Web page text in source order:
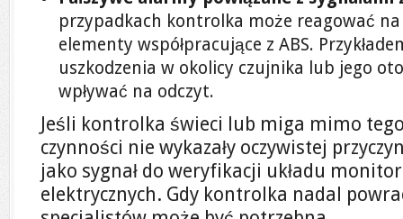
przypadkach kontrolka może reagować
elementy współpracujące z ABS.
uszkodzenia w okolicy czujnika lub jego
wpływać na odczyt.
Jeśli kontrolka świeci lub miga mimo
czynności nie wykazały oczywistej
jako sygnał do weryfikacji układu
elektrycznych. Gdy kontrolka nadal